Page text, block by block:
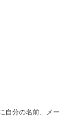
自分の名前、メー